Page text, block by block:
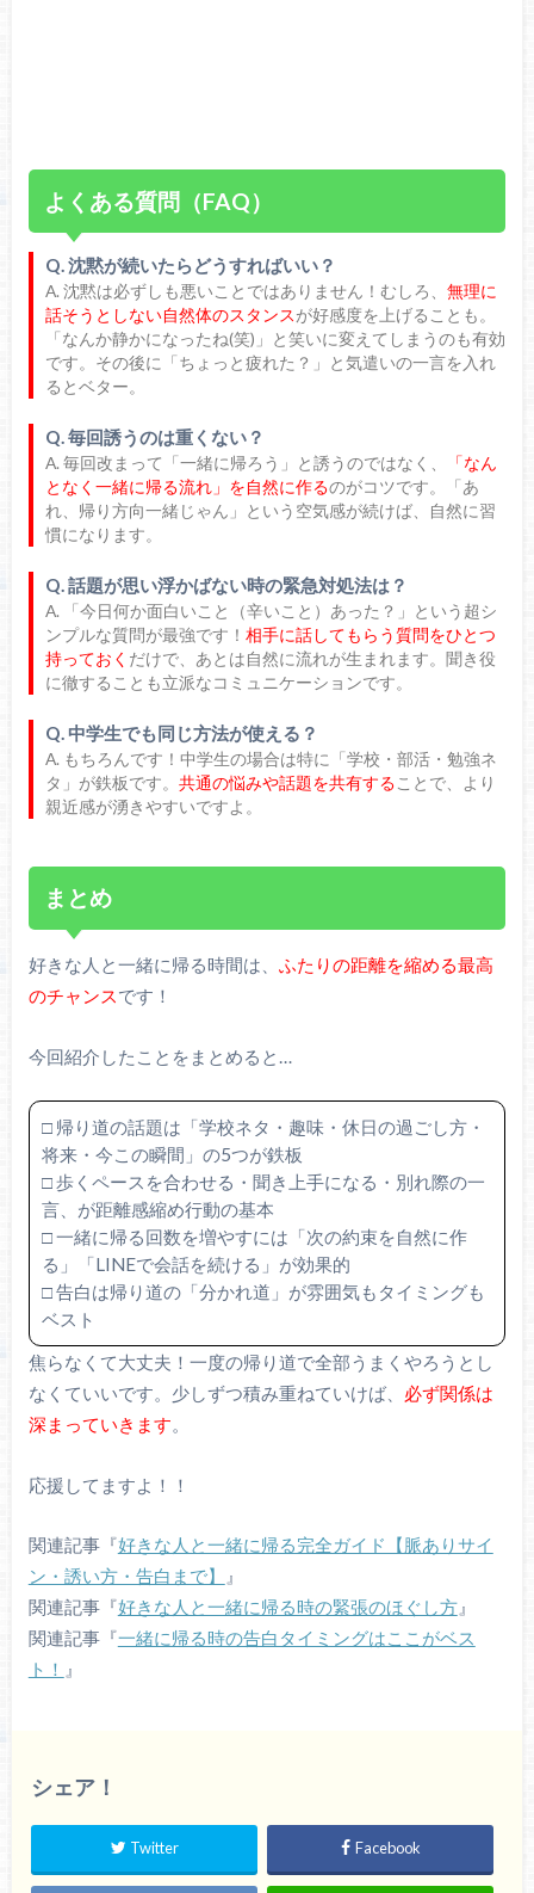
よくある質問（FAQ）
Q. 沈黙が続いたらどうすればいい？
A. 沈黙は必ずしも悪いことではありません！むしろ、 無理に
話そうとしない自然体のスタンスが好感度を上げることも。
「なんか静かになったね(笑)」と笑いに変えてしまうのも有効
です。その後に「ちょっと疲れた？」と気遣いの一言を入れ
るとベター。
Q. 毎回誘うのは重くない？
A. 毎回改まって「一緒に帰ろう」と誘うのではなく、
「なん
となく一緒に帰る流れ」を自然に作るのがコツです。「あ
れ、帰り方向一緒じゃん」という空気感が続けば、自然に習
慣になります。
Q. 話題が思い浮かばない時の緊急対処法は？
A. 「今日何か面白いこと（辛いこと）あった？」という超シ
ンプルな質問が最強です！ 相手に話してもらう質問をひとつ
持っておく だけで、あとは自然に流れが生まれます。聞き役
に徹することも立派なコミュニケーションです。
Q. 中学生でも同じ方法が使える？
A. もちろんです！中学生の場合は特に「学校・部活・勉強ネ
タ」が鉄板です。 共通の悩みや話題を共有することで、より
親近感が湧きやすいですよ。
まとめ
好きな人と一緒に帰る時間は、 ふたりの距離を縮める最高
のチャンスです！
今回紹介したことをまとめると…
□ 帰り道の話題は「学校ネタ・趣味・休日の過ごし方・
将来・今この瞬間」の5つが鉄板
□ 歩くペースを合わせる・聞き上手になる・別れ際の一
言、が距離感縮め行動の基本
□ 一緒に帰る回数を増やすには「次の約束を自然に作
る」「LINEで会話を続ける」が効果的
□ 告白は帰り道の「分かれ道」が雰囲気もタイミングも
ベスト
焦らなくて大丈夫！一度の帰り道で全部うまくやろうとし
なくていいです。少しずつ積み重ねていけば、 必ず関係は
深まっていきます。
応援してますよ！！
関連記事『好きな人と一緒に帰る完全ガイド【脈ありサイ
ン・誘い方・告白まで】
』
関連記事『好きな人と一緒に帰る時の緊張のほぐし方』
関連記事『一緒に帰る時の告白タイミングはここがベス
ト！ 』
シェア！
Twitter Facebook